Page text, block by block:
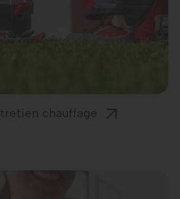
chauffage